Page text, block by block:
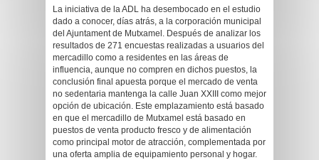
La iniciativa de la ADL ha desembocado en el estudio
dado a conocer, días atrás, a la corporación municipal
del Ajuntament de Mutxamel. Después de analizar los
resultados de 271 encuestas realizadas a usuarios del
mercadillo como a residentes en las áreas de
influencia, aunque no compren en dichos puestos, la
conclusión final apuesta porque el mercado de venta
no sedentaria mantenga la calle Juan XXIII como mejor
opción de ubicación. Este emplazamiento está basado
en que el mercadillo de Mutxamel está basado en
puestos de venta producto fresco y de alimentación
como principal motor de atracción, complementada por
una oferta amplia de equipamiento personal y hogar.